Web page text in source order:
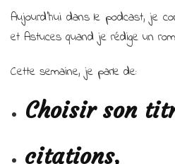
je
rédige
roman
Aujourd’hui dans le podcast, je
et Astuces quand je rédige un
Cette semaine, je parle de:
Choisir son
citations,